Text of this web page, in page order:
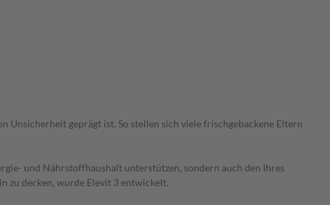
Unsicherheit geprägt ist. So stellen sich viele frischgebackene Eltern
und Nährstoffhaushalt unterstützen, sondern auch den Ihres
zu decken, wurde Elevit 3 entwickelt.